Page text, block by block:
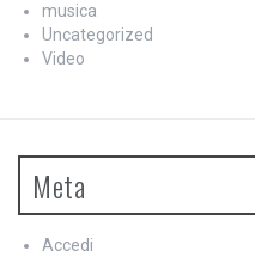
musica
Uncategorized
Video
Meta
Accedi